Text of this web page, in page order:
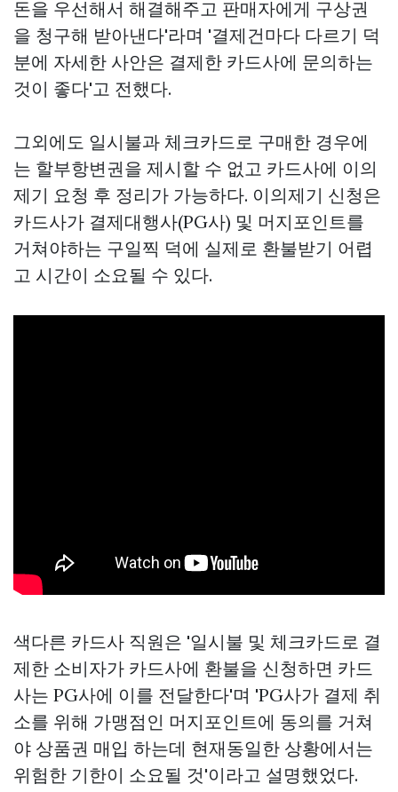
돈을 우선해서 해결해주고 판매자에게 구상권
을 청구해 받아낸다'라며 '결제건마다 다르기 덕
분에 자세한 사안은 결제한 카드사에 문의하는
것이 좋다'고 전했다.
그외에도 일시불과 체크카드로 구매한 경우에
는 할부항변권을 제시할 수 없고 카드사에 이의
제기 요청 후 정리가 가능하다. 이의제기 신청은
카드사가 결제대행사(PG사) 및 머지포인트를
거쳐야하는 구일찍 덕에 실제로 환불받기 어렵
고 시간이 소요될 수 있다.
색다른 카드사 직원은 '일시불 및 체크카드로 결
제한 소비자가 카드사에 환불을 신청하면 카드
사는 PG사에 이를 전달한다'며 'PG사가 결제 취
소를 위해 가맹점인 머지포인트에 동의를 거쳐
야 상품권 매입 하는데 현재동일한 상황에서는
위험한 기한이 소요될 것'이라고 설명했었다.